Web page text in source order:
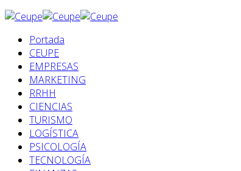
Portada
CEUPE
EMPRESAS
MARKETING
RRHH
CIENCIAS
TURISMO
LOGÍSTICA
PSICOLOGÍA
TECNOLOGÍA